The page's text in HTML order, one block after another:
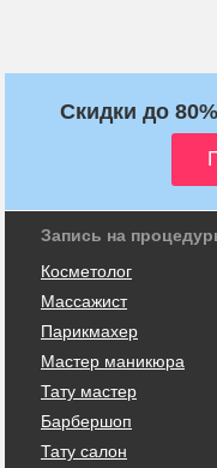
Скидки до
Запись на
Косметолог
Массажист
Парикмахер
Мастер маникюра
Тату мастер
Барбершоп
Тату салон